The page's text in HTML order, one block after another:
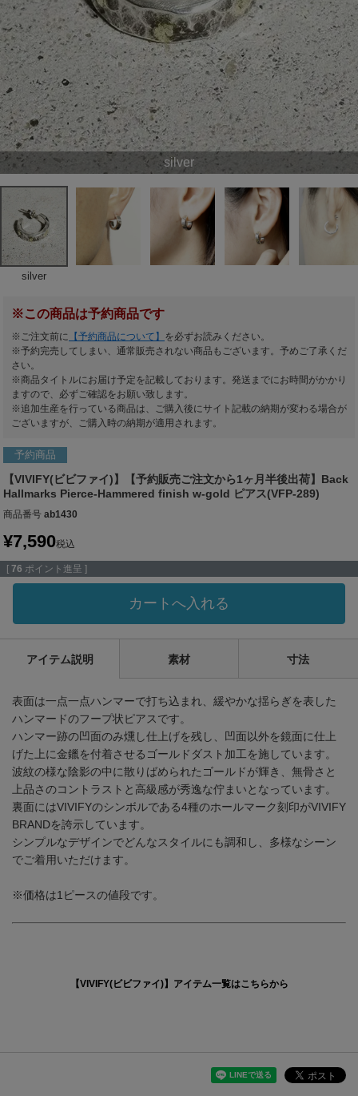
silver
silver
※この商品は予約商品です
※ご注文前に 【予約商品について】 を必ずお読みください。
※予約完売してしまい、通常販売されない商品もございます。予めご了承くだ
さい。
※商品タイトルにお届け予定を記載しております。発送までにお時間がかかり
ますので、必ずご確認をお願い致します。
※追加生産を行っている商品は、ご購入後にサイト記載の納期が変わる場合が
ございますが、ご購入時の納期が適用されます。
予約商品
【VIVIFY(ビビファイ)】【予約販売ご注文から1ヶ月半後出荷】Back
Hallmarks Pierce-Hammered finish w-gold ピアス(VFP-289)
商品番号 ab1430
¥7,590税込
[ 76 ポイント進呈 ]
カートへ入れる
アイテム説明 素材 寸法
表面は一点一点ハンマーで打ち込まれ、緩やかな揺らぎを表した
ハンマードのフープ状ピアスです。
ハンマー跡の凹面のみ燻し仕上げを残し、凹面以外を鏡面に仕上
げた上に金鑞を付着させるゴールドダスト加工を施しています。
波紋の様な陰影の中に散りばめられたゴールドが輝き、無骨さと
上品さのコントラストと高級感が秀逸な佇まいとなっています。
裏面にはVIVIFYのシンボルである4種のホールマーク刻印がVIVIFY
BRANDを誇示しています。
シンプルなデザインでどんなスタイルにも調和し、多様なシーン
でご着用いただけます。
※価格は1ピースの値段です。
【VIVIFY(ビビファイ)】アイテム一覧はこちらから